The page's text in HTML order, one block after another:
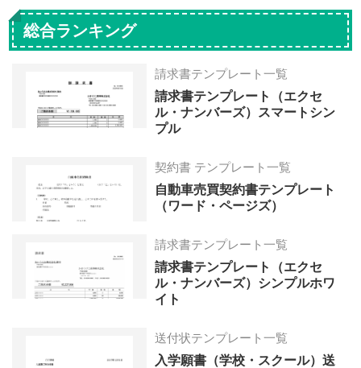
総合ランキング
請求書テンプレート一覧
請求書テンプレート（エクセ
ル・ナンバーズ）スマートシン
プル
契約書 テンプレート一覧
自動車売買契約書テンプレート
（ワード・ページズ）
請求書テンプレート一覧
請求書テンプレート（エクセ
ル・ナンバーズ）シンプルホワ
イト
送付状テンプレート一覧
入学願書（学校・スクール）送